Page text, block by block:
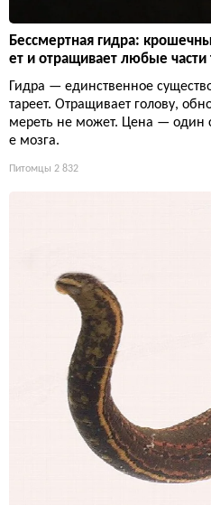
Бессмертная гидра:
ет и отращивает любые части
Гидра — единственное
тареет. Отращивает голову,
мереть не может. Цена — один
е мозга.
Питомцы 2 832